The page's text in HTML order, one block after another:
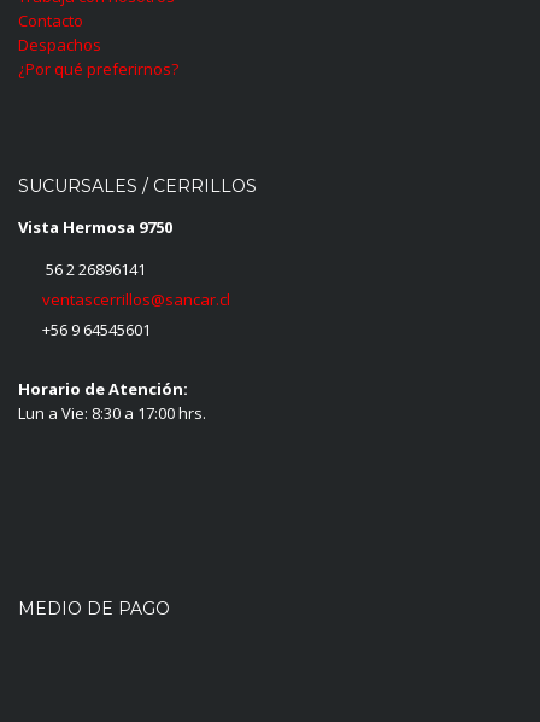
Contacto
Despachos
¿Por qué preferirnos?
SUCURSALES / CERRILLOS
Vista Hermosa 9750
56 2 26896141
ventascerrillos@sancar.cl
+56 9 64545601
Horario de Atención:
Lun a Vie: 8:30 a 17:00 hrs.
MEDIO DE PAGO